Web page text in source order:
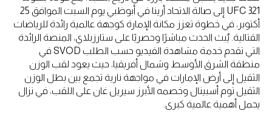
UFC 321 إلى صالة الاتحاد أرينا في أبوظبي يوم السبت الموافق 25
أكتوبر، في خطوة تعزز مكانة الإمارة كوجهة عالمية رائدة للرياضات
القتالية. يُبث الحدث مباشرًا وحصريًا على ستارزبلاي، المنصة الرائدة
التي تقدم خدمة مشاهدة الفيديو حسب الطلب SVOD في
منطقة الشرق الأوسط وشمال أفريقيا، حيث يعود لقب الوزن
الثقيل إلى أرض الإمارات في مواجهة نارية تجمع بين بطل الوزن
الثقيل توم أسبينال وخصمه الأبرز سيريل غان على اللقب، في نزال
يحمل أهمية عالمية كبرى.